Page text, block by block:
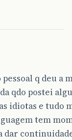
q deu
qdo postei
idiotas e tudo
tem
dar